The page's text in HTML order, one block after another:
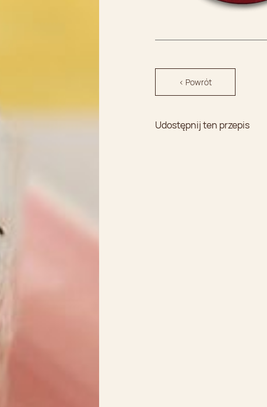
< Powrót
Udostępnij ten przepis